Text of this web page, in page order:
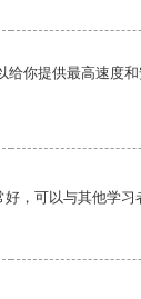
给你提供最高速度
，可以与其他学习